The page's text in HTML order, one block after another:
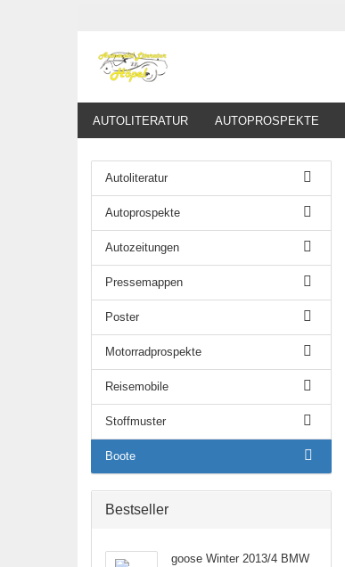
AUTOLITERATUR AUTOPROSPEKTE
Autoliteratur
Autoprospekte
Autozeitungen
Pressemappen
Poster
Motorradprospekte
Reisemobile
Stoffmuster
Boote
Bestseller
goose Winter 2013/4 BMW